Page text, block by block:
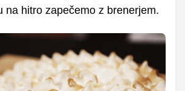
na hitro zapečemo z brenerjem.